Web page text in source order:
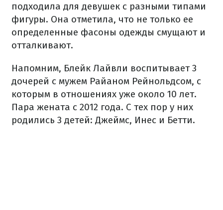
подходила для девушек с разными типами
фигуры. Она отметила, что не только ее
определенные фасоны одежды смущают и
отталкивают.
Напомним, Блейк Лайвли воспитывает 3
дочерей с мужем Райаном Рейнольдсом, с
которым в отношениях уже около 10 лет.
Пара жената с 2012 года. С тех пор у них
родились 3 детей: Джеймс, Инес и Бетти.